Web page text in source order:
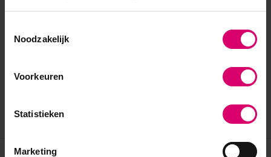
Noodzakelijk
Voorkeuren
Statistieken
Marketing